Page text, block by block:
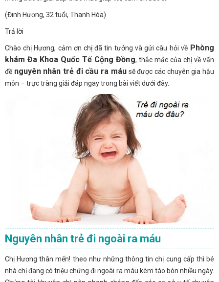
(Đinh Hương, 32 tuổi, Thanh Hóa)
Trả lời
Chào chị Hương, cảm ơn chị đã tin tưởng và gửi câu hỏi vềPhòng
khám Đa Khoa Quốc Tế Cộng Đồng, thắc mắc của chị về vấn
đề nguyên nhân trẻ đi cầu ra máusẽ được các chuyên gia hậu
môn – trực tràng giải đáp ngay trong bài viết dưới đây.
Nguyên nhân trẻ đi ngoài ra máu
Chị Hương thân mến! theo như những thông tin chị cung cấp thì bé
nhà chị đang có triệu chứng đi ngoài ra máu kèm táo bón nhiều ngày.